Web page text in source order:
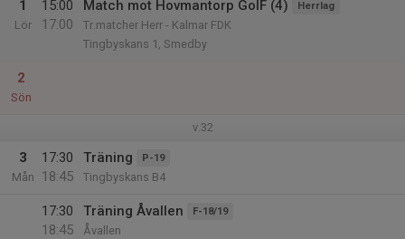
1
Lör
15:00
17:00
Match mot Hovmantorp GoIF (4) Herrlag
Tr.matcher Herr - Kalmar FDK
Tingbyskans 1, Smedby
2
Sön
v.32
3
Mån
17:30
18:45
Träning P-19
Tingbyskans B4
17:30
18:45
Träning Åvallen F-18/19
Åvallen